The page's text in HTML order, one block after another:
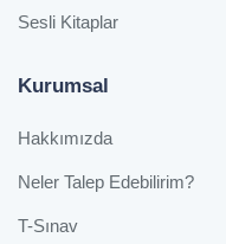
Sesli Kitaplar
Kurumsal
Hakkımızda
Neler Talep Edebilirim?
T-Sınav